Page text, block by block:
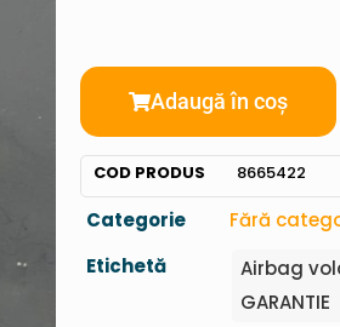
Adaugă în coș
COD PRODUS 8665422
Categorie
Fără
Etichetă
Airbag
GARANTIE